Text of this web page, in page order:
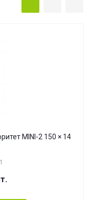
MINI-2 150 × 14